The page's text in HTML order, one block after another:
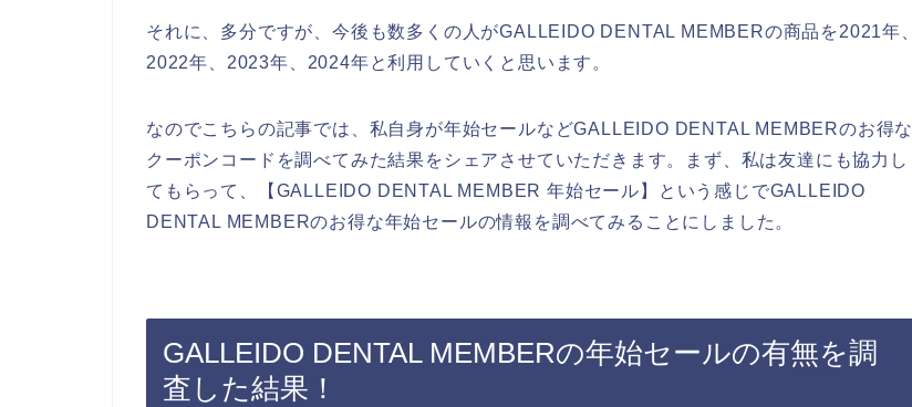
それに、多分ですが、今後も数多くの人がGALLEIDO DENTAL MEMBERの商品を2021年、
2022年、2023年、2024年と利用していくと思います。
なのでこちらの記事では、私自身が年始セールなどGALLEIDO DENTAL MEMBERのお得な
クーポンコードを調べてみた結果をシェアさせていただきます。まず、私は友達にも協力し
てもらって、【GALLEIDO DENTAL MEMBER 年始セール】という感じでGALLEIDO
DENTAL MEMBERのお得な年始セールの情報を調べてみることにしました。
GALLEIDO DENTAL MEMBERの年始セールの有無を調
査した結果！